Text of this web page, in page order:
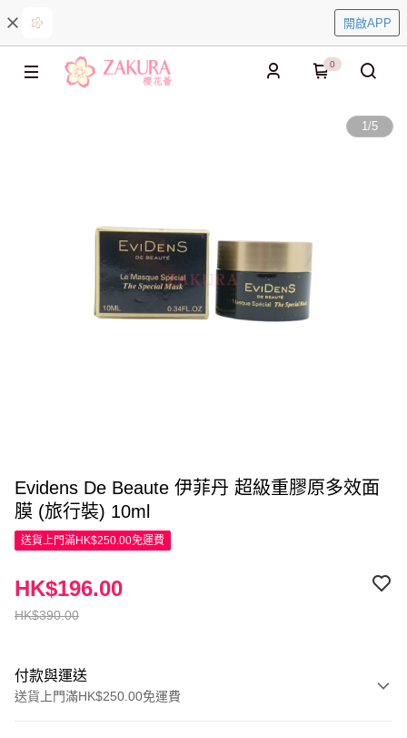
開啟APP
0
1/5
Evidens De Beaute 伊菲丹 超級重膠原多效面
膜 (旅行裝) 10ml
送貨上門滿HK$250.00免運費
HK$390.00
HK$196.00
付款與運送
送貨上門滿HK$250.00免運費